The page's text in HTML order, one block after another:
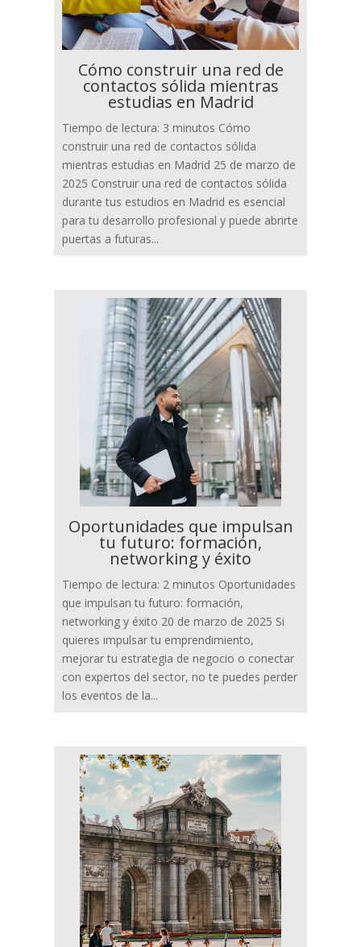
Cómo construir una red de
contactos sólida mientras
estudias en Madrid
Tiempo de lectura: 3 minutos Cómo
construir una red de contactos sólida
mientras estudias en Madrid 25 de marzo de
2025 Construir una red de contactos sólida
durante tus estudios en Madrid es esencial
para tu desarrollo profesional y puede abrirte
puertas a futuras...
Oportunidades que impulsan
tu futuro: formación,
networking y éxito
Tiempo de lectura: 2 minutos Oportunidades
que impulsan tu futuro: formación,
networking y éxito 20 de marzo de 2025 Si
quieres impulsar tu emprendimiento,
mejorar tu estrategia de negocio o conectar
con expertos del sector, no te puedes perder
los eventos de la...